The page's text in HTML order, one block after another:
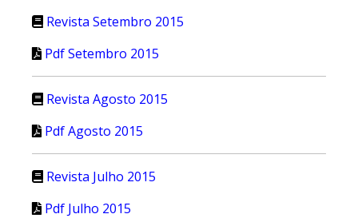
Revista Setembro 2015
Pdf Setembro 2015
Revista Agosto 2015
Pdf Agosto 2015
Revista Julho 2015
Pdf Julho 2015